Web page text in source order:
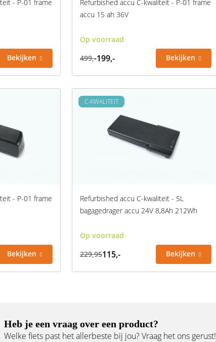
- P-01 frame
Bekijken
Refurbished accu C-kwaliteit - P-01 frame
accu 15 ah 36V
Op voorraad
499,-199,- Bekijken
- P-01 frame
Bekijken
C-KWALITEIT
Refurbished accu C-kwaliteit - SL
bagagedrager accu 24V 8,8Ah 212Wh
Op voorraad
229,95115,- Bekijken
Heb je een vraag over een product?
Welke fiets past het allerbeste bij jou? Vraag het ons gerust!